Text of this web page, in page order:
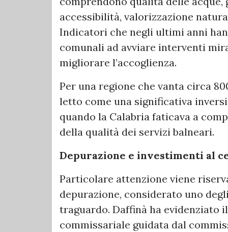
accessibilità, valorizzazione
Indicatori che negli ultimi anni
comunali ad avviare interventi
migliorare l’accoglienza.
Per una regione che vanta circa
letto come una significativa
quando la Calabria faticava a
della qualità dei servizi balneari.
Depurazione e investimenti al
Particolare attenzione viene
depurazione, considerato uno
traguardo. Daffinà ha
commissariale guidata dal